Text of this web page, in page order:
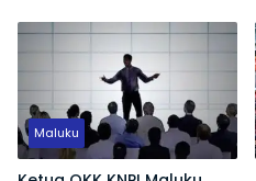
Sekadar Jadi Penonton
Maluku